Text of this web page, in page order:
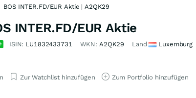
BOS INTER.FD/EUR Aktie | A2QK29
INTER.FD/EUR Aktie
ISIN: LU1832433731 WKN: A2QK29 Land Luxemburg
Zur Watchlist hinzufügen Zum Portfolio hinzufügen